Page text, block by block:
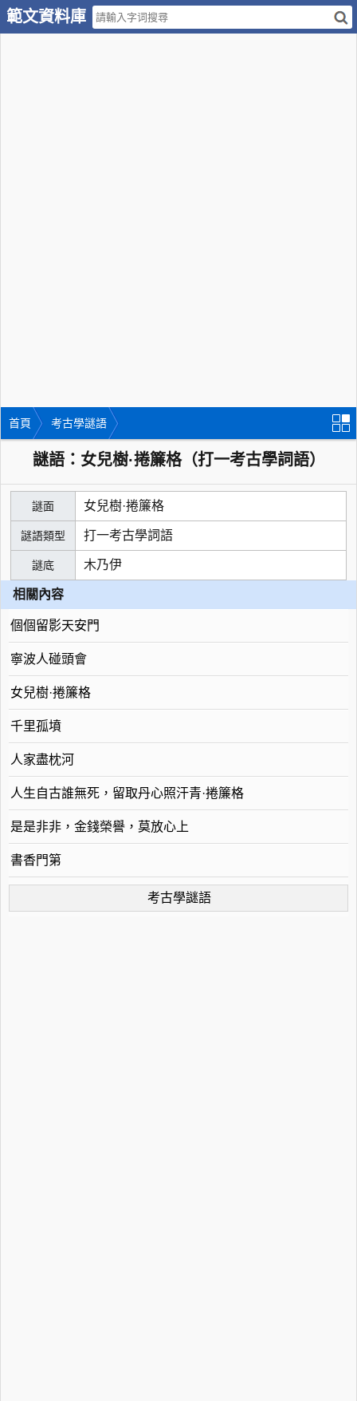
範文資料庫
首頁 考古學謎語
謎語：女兒樹·捲簾格（打一考古學詞語）
謎面 女兒樹·捲簾格
謎語類型 打一考古學詞語
謎底 木乃伊
相關內容
個個留影天安門
寧波人碰頭會
女兒樹·捲簾格
千里孤墳
人家盡枕河
人生自古誰無死，留取丹心照汗青·捲簾格
是是非非，金錢榮譽，莫放心上
書香門第
考古學謎語